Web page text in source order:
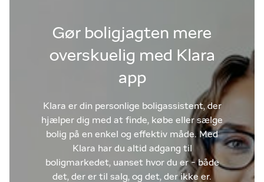
Gør boligjagten mere
overskuelig med Klara
app
Klara er din personlige boligassistent, der
hjælper dig med at finde, købe eller sælge
bolig på en enkel og effektiv måde. Med
Klara har du altid adgang til
boligmarkedet, uanset hvor du er - både
det, der er til salg, og det, der ikke er.